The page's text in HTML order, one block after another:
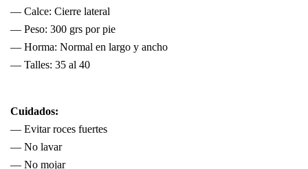
— Calce: Cierre lateral
— Peso: 300 grs por pie
— Horma: Normal en largo y ancho
— Talles: 35 al 40
Cuidados:
— Evitar roces fuertes
— No lavar
— No mojar